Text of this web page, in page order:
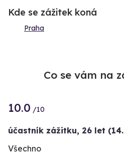
Kde se zážitek koná
Praha
Co se vám na
10.0 /10
účastník zážitku, 26 let
Všechno